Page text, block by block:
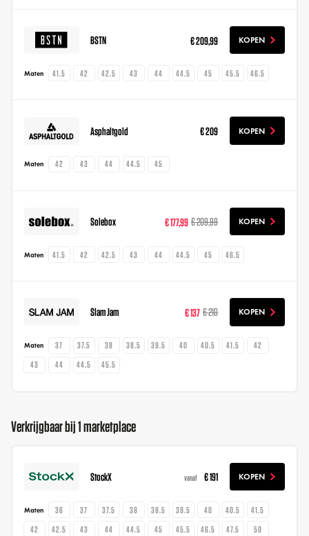
BSTN € 209,99 KOPEN
Maten 41.5 42 42.5 43 44 44.5 45 45.5 46.5
Asphaltgold € 209 KOPEN
Maten 42 43 44 44.5 45
Solebox € 177,99 € 209,99 KOPEN
Maten 41.5 42 42.5 43 44 44.5 45 46.5
Slam Jam € 137 € 210 KOPEN
Maten 37 37.5 38 38.5 39.5 40 40.5 41.5
42
43
44 44.5 45.5
Verkrijgbaar bij 1 marketplace
StockX vanaf € 191 KOPEN
Maten 36 37 37.5 38 38.5 39.5 40 40.5
41.5
42
42.5 43 44 44.5 45 45.5 46.5 47.5 50